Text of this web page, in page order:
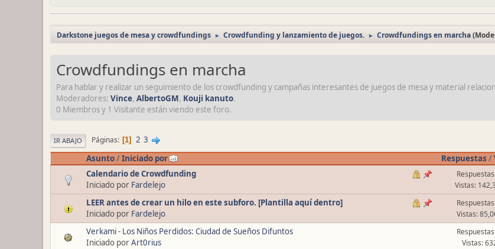
Darkstone juegos de mesa y crowdfundings ► Crowdfunding y lanzamiento de juegos. ► Crowdfundings en marcha
Crowdfundings en marcha
Para hablar y realizar un seguimiento de los crowdfunding y campañas interesantes de juegos de mesa y material
Moderadores: Vince, AlbertoGM, Kouji kanuto.
0 Miembros y 1 Visitante están viendo este foro.
IR ABAJO Páginas 1 2 3
Asunto/Iniciado por Respuestas /
Calendario de Crowdfunding
Iniciado por Fardelejo
Vistas:
LEER antes de crear un hilo en este subforo. [Plantilla aquí dentro]
Iniciado por Fardelejo
Vistas:
Verkami - Los Niños Perdidos: Ciudad de Sueños Difuntos
Iniciado porArt0rius
Vistas: